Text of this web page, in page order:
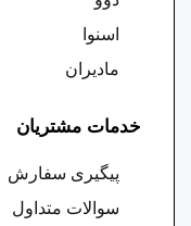
اسنوا
مادیران
خدمات مشتریان
پیگیری سفارش
سوالات متداول